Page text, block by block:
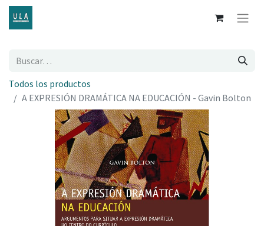
Todos los productos
A EXPRESIÓN DRAMÁTICA NA EDUCACIÓN - Gavin Bolton